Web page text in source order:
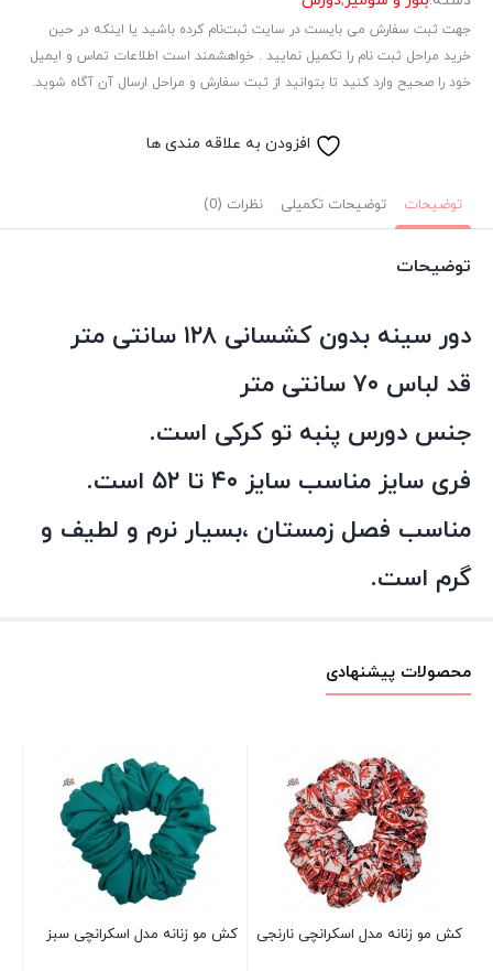
جهت ثبت سفارش می بایست در سایت ثبت‌نام کرده باشید یا اینکه در حین
خرید مراحل ثبت نام را تکمیل نمایید . خواهشمند است اطلاعات تماس و ایمیل
خود را صحیح وارد کنید تا بتوانید از ثبت سفارش و مراحل ارسال آن آگاه شوید.
افزودن به علاقه مندی ها
توضیحات توضیحات تکمیلی نظرات (0)
توضیحات
دور سینه بدون کشسانی ۱۲۸ سانتی متر
قد لباس ۷۰ سانتی متر
جنس دورس پنبه تو کرکی است.
فری سایز مناسب سایز ۴۰ تا ۵۲ است.
مناسب فصل زمستان ،بسیار نرم و لطیف و
گرم است.
محصولات پیشنهادی
کش مو زنانه مدل اسکرانچی نارنجی کش مو زنانه مدل اسکرانچی سبز